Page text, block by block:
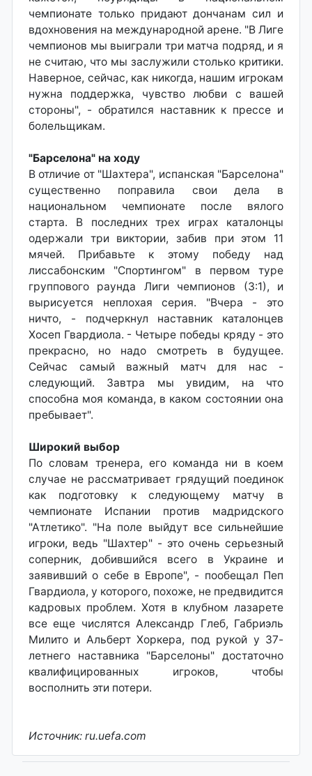
чемпионате только придают дончанам сил и
вдохновения на международной арене. "В Лиге
чемпионов мы выиграли три матча подряд, и я
не считаю, что мы заслужили столько критики.
Наверное, сейчас, как никогда, нашим игрокам
нужна поддержка, чувство любви с вашей
стороны", - обратился наставник к прессе и
болельщикам.
"Барселона" на ходу
В отличие от "Шахтера", испанская "Барселона"
существенно поправила свои дела в
национальном чемпионате после вялого
старта. В последних трех играх каталонцы
одержали три виктории, забив при этом 11
мячей. Прибавьте к этому победу над
лиссабонским "Спортингом" в первом туре
группового раунда Лиги чемпионов (3:1), и
вырисуется неплохая серия. "Вчера - это
ничто, - подчеркнул наставник каталонцев
Хосеп Гвардиола. - Четыре победы кряду - это
прекрасно, но надо смотреть в будущее.
Сейчас самый важный матч для нас -
следующий. Завтра мы увидим, на что
способна моя команда, в каком состоянии она
пребывает".
Широкий выбор
По словам тренера, его команда ни в коем
случае не рассматривает грядущий поединок
как подготовку к следующему матчу в
чемпионате Испании против мадридского
"Атлетико". "На поле выйдут все сильнейшие
игроки, ведь "Шахтер" - это очень серьезный
соперник, добившийся всего в Украине и
заявивший о себе в Европе", - пообещал Пеп
Гвардиола, у которого, похоже, не предвидится
кадровых проблем. Хотя в клубном лазарете
все еще числятся Александр Глеб, Габриэль
Милито и Альберт Хоркера, под рукой у 37-
летнего наставника "Барселоны" достаточно
квалифицированных игроков, чтобы
восполнить эти потери.
Источник: ru.uefa.com